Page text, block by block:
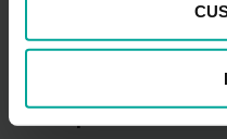
energética, hay otros
autonomía de un coche
Temperatura